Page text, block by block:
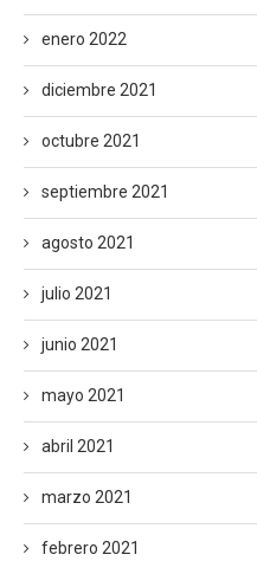
enero 2022
diciembre 2021
octubre 2021
septiembre 2021
agosto 2021
julio 2021
junio 2021
mayo 2021
abril 2021
marzo 2021
febrero 2021